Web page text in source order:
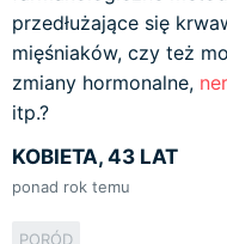
przedłużające się
mięśniaków, czy też
zmiany hormonalne,
itp.?
KOBIETA, 43 LAT
ponad rok temu
PORÓD